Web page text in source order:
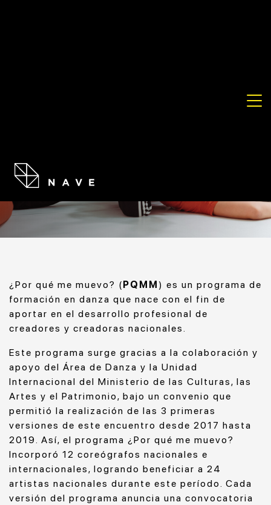
Compartir
¿Por qué me muevo? (PQMM ) es un programa de
formación en danza que nace con el fin de
aportar en el desarrollo profesional de
creadores y creadoras nacionales.
Este programa surge gracias a la colaboración y
apoyo del Área de Danza y la Unidad
Internacional del Ministerio de las Culturas, las
Artes y el Patrimonio, bajo un convenio que
permitió la realización de las 3 primeras
versiones de este encuentro desde 2017 hasta
2019. Así, el programa ¿Por qué me muevo?
Incorporó 12 coreógrafos nacionales e
internacionales, logrando beneficiar a 24
artistas nacionales durante este período. Cada
versión del programa anuncia una convocatoria